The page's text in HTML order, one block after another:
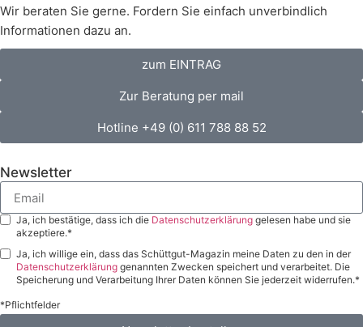
Wir beraten Sie gerne. Fordern Sie einfach unverbindlich
Informationen dazu an.
zum EINTRAG
Zur Beratung per mail
Hotline +49 (0) 611 788 88 52
Newsletter
Ja, ich bestätige, dass ich die Datenschutzerklärung gelesen habe und sie
akzeptiere.*
Ja, ich willige ein, dass das Schüttgut-Magazin meine Daten zu den in der
Datenschutzerklärung genannten Zwecken speichert und verarbeitet. Die
Speicherung und Verarbeitung Ihrer Daten können Sie jederzeit widerrufen.*
*Pflichtfelder